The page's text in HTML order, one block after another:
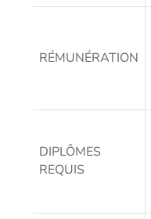
RÉMUNÉRATION
DIPLÔMES
REQUIS